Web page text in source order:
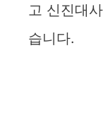
고 신진대
습니다.